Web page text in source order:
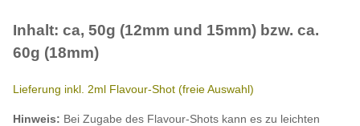
Inhalt: ca, 50g (12mm und 15mm) bzw. ca.
60g (18mm)
Lieferung inkl. 2ml Flavour-Shot (freie Auswahl)
Hinweis: Bei Zugabe des Flavour-Shots kann es zu leichten